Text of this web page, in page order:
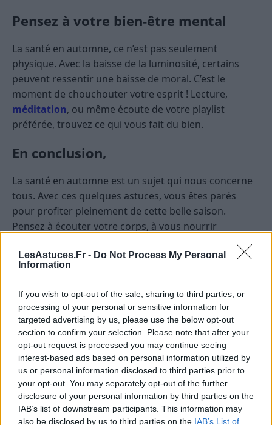
LesAstuces.Fr - Do Not Process My Personal
Information
If you wish to opt-out of the sale, sharing to third parties, or
processing of your personal or sensitive information for
targeted advertising by us, please use the below opt-out
section to confirm your selection. Please note that after your
opt-out request is processed you may continue seeing
interest-based ads based on personal information utilized by
us or personal information disclosed to third parties prior to
your opt-out. You may separately opt-out of the further
disclosure of your personal information by third parties on the
IAB’s list of downstream participants. This information may
also be disclosed by us to third parties on the IAB’s List of
Pensez à votre bien-être mental
La santé en automne, ce n’est pas seulement
physique. Avec la baisse de la luminosité, certains
peuvent ressentir une baisse de moral. C’est le
moment de chouchouter votre esprit ! Lecture,
méditation, ou même écoute de votre playlist
préférée, trouvez ce qui vous fait du bien.
En conclusion,
La santé en automne est un sujet qui nous concerne
tous. Avec ces quelques astuces, vous êtes parés
pour profiter pleinement de cette belle saison.
Pensez à écouter votre corps, à vous nourrir
l’automne, c’est aussi la saison des moments
cocooning, alors profitez-en !
ASTUCES